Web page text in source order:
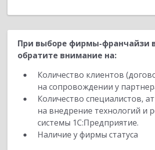
При выборе фирмы-франчайзи
обратите внимание на:
Количество клиентов
на сопровождении у
Количество специалистов,
на внедрение технологий и
системы 1С:Предприятие.
Наличие у фирмы статуса